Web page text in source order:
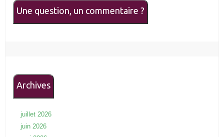
Une question, un commentaire ?
Archives
juillet 2026
juin 2026